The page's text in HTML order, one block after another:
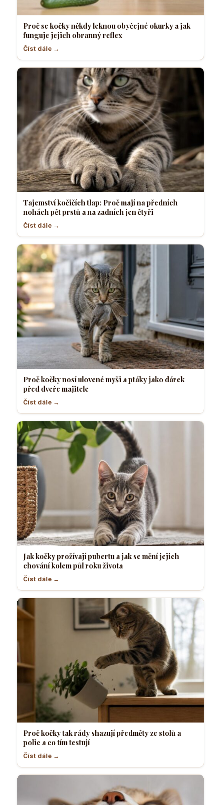
Proč se kočky někdy leknou obyčejné okurky a jak
funguje jejich obranný reflex
Číst dále →
Tajemství kočičích tlap: Proč mají na předních
nohách pět prstů a na zadních jen čtyři
Číst dále →
Proč kočky nosí ulovené myši a ptáky jako dárek
před dveře majitele
Číst dále →
Jak kočky prožívají pubertu a jak se mění jejich
chování kolem půl roku života
Číst dále →
Proč kočky tak rády shazují předměty ze stolů a
polic a co tím testují
Číst dále →